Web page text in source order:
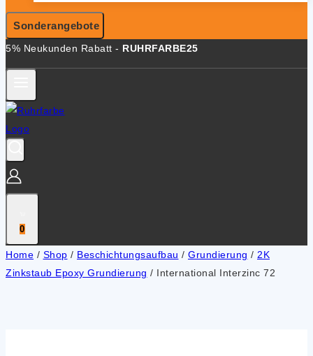
Sonderangebote
5% Neukunden Rabatt - RUHRFARBE25
0
Home / Shop / Beschichtungsaufbau / Grundierung / 2K
Zinkstaub Epoxy Grundierung / International Interzinc 72